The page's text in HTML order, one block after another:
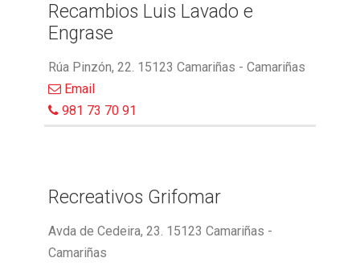
Recambios Luis Lavado e
Engrase
Rúa Pinzón, 22. 15123 Camariñas - Camariñas
Email
981 73 70 91
Recreativos Grifomar
Avda de Cedeira, 23. 15123 Camariñas -
Camariñas